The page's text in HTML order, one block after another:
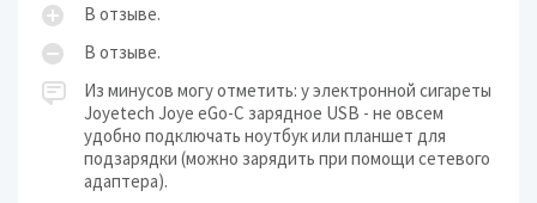
В отзыве.
В отзыве.
Из минусов могу отметить: у электронной сигареты
Joyetech Joye eGo-C зарядное USB - не овсем
удобно подключать ноутбук или планшет для
подзарядки (можно зарядить при помощи сетевого
адаптера).